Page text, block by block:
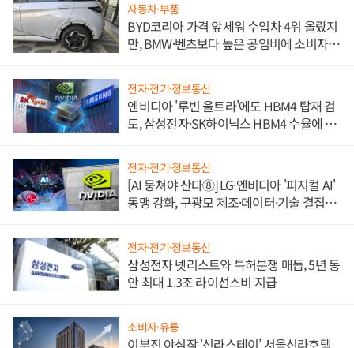
자동차·부품
BYD코리아 가격 앞세워 수입차 4위 올랐지
만, BMW·벤츠보다 높은 공임비에 소비자
전자·전기·정보통신
엔비디아 '루빈 울트라'에도 HBM4 탑재 검
토, 삼성전자·SK하이닉스 HBM4 수율에 주
전자·전기·정보통신
[AI 뭉쳐야 산다⑧] LG·엔비디아 '피지컬 AI'
동맹 강화, 구광모 제조·데이터·기술 결집
전자·전기·정보통신
삼성전자 넷리스트와 특허분쟁 매듭, 5년 동
안 최대 1.3조 라이선스비 지급
소비자·유통
이부진 야심작 '신라스테이' 서울신라호텔